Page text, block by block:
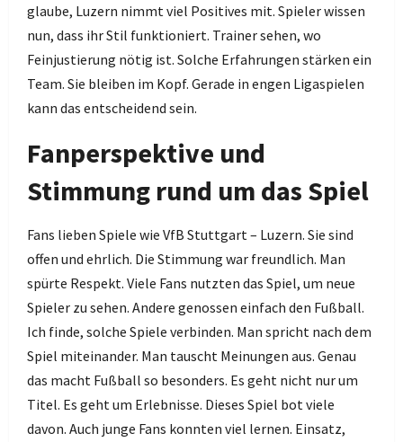
glaube, Luzern nimmt viel Positives mit. Spieler wissen
nun, dass ihr Stil funktioniert. Trainer sehen, wo
Feinjustierung nötig ist. Solche Erfahrungen stärken ein
Team. Sie bleiben im Kopf. Gerade in engen Ligaspielen
kann das entscheidend sein.
Fanperspektive und
Stimmung rund um das Spiel
Fans lieben Spiele wie VfB Stuttgart – Luzern. Sie sind
offen und ehrlich. Die Stimmung war freundlich. Man
spürte Respekt. Viele Fans nutzten das Spiel, um neue
Spieler zu sehen. Andere genossen einfach den Fußball.
Ich finde, solche Spiele verbinden. Man spricht nach dem
Spiel miteinander. Man tauscht Meinungen aus. Genau
das macht Fußball so besonders. Es geht nicht nur um
Titel. Es geht um Erlebnisse. Dieses Spiel bot viele
davon. Auch junge Fans konnten viel lernen. Einsatz,